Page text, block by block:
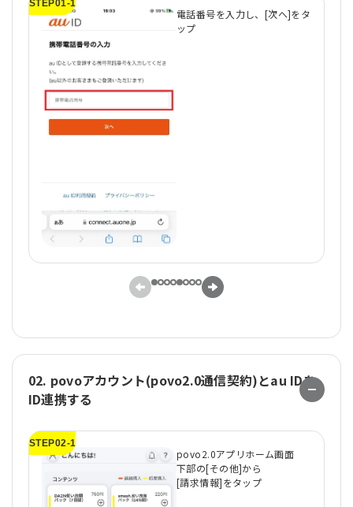
STEP01-1
電話番号を入力し、[次へ]をタ
ップ
02. povoアカウント(povo2.0通信契約)とau IDを
ID連携する
STEP02-1
povo2.0アプリホーム画面
下部の[その他]から
[請求情報]をタップ